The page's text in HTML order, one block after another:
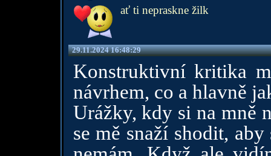
ať ti nepraskne žilk
29.11.2024 16:48:29
Konstruktivní kritika
návrhem, co a hlavně
Urážky, kdy si na mně
se mě snaží shodit,